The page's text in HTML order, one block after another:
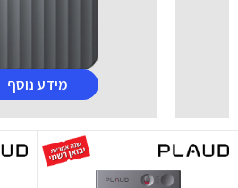
מידע נוסף